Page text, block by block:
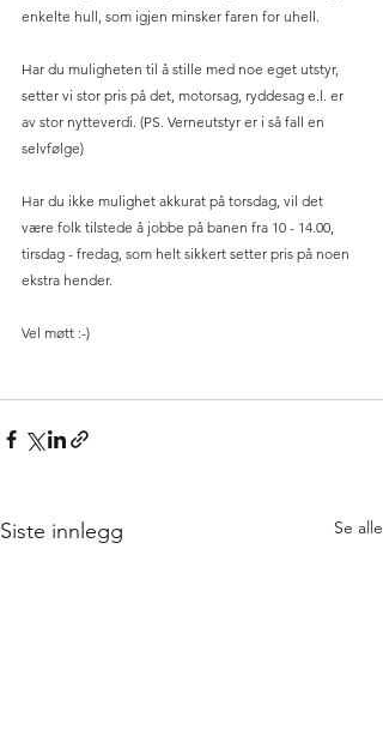
enkelte hull, som igjen minsker faren for uhell.
Har du muligheten til å stille med noe eget utstyr,
setter vi stor pris på det, motorsag, ryddesag e.l. er
av stor nytteverdi. (PS. Verneutstyr er i så fall en
selvfølge)
Har du ikke mulighet akkurat på torsdag, vil det
være folk tilstede å jobbe på banen fra 10 - 14.00,
tirsdag - fredag, som helt sikkert setter pris på noen
ekstra hender.
Vel møtt :-)
Siste innlegg Se alle